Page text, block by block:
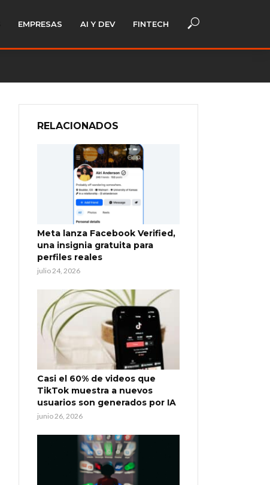
EMPRESAS AI Y DEV FINTECH
RELACIONADOS
Meta lanza Facebook Verified,
una insignia gratuita para
perfiles reales
julio 24, 2026
Casi el 60% de videos que
TikTok muestra a nuevos
usuarios son generados por IA
junio 26, 2026